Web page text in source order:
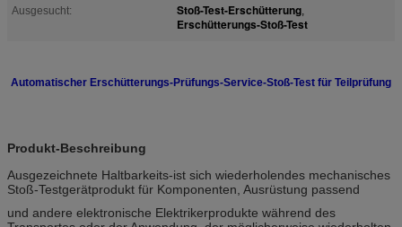
Ausgesucht: Stoß-Test-Erschütterung,
Erschütterungs-Stoß-Test
Automatischer Erschütterungs-Prüfungs-Service-Stoß-Test für Teilprüfung
Produkt-Beschreibung
Ausgezeichnete Haltbarkeits-ist sich wiederholendes mechanisches
Stoß-Testgerätprodukt für Komponenten, Ausrüstung passend
und andere elektronische Elektrikerprodukte während des